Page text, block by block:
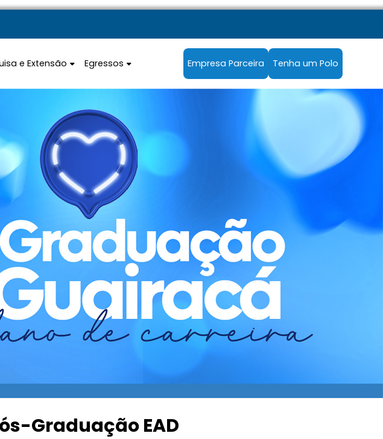
e Extensão Egressos Empresa Parceira Tenha um Polo
Graduação EAD